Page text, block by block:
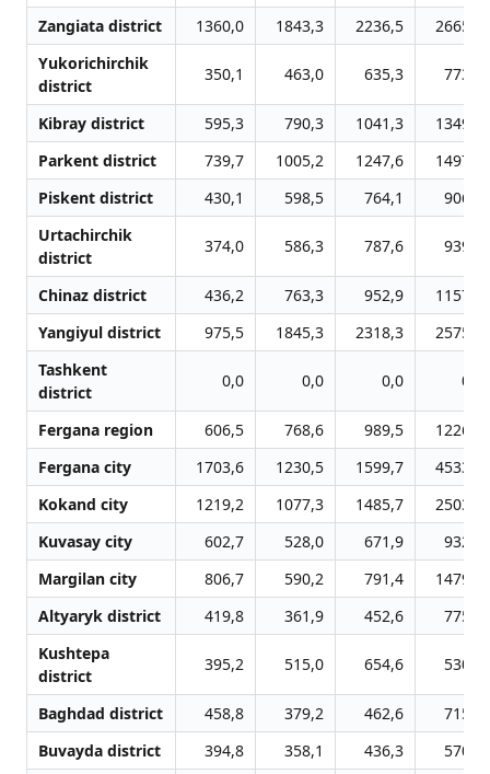
Zangiata district 1360,0 1843,3 2236,5
2665,8
Yukorichirchik
district
350,1 463,0 635,3 773,9
Kibray district 595,3 790,3 1041,3
1349,6
Parkent district
739,7 1005,2 1247,6
1497,8
Piskent district
430,1 598,5 764,1
906,5
Urtachirchik
district
374,0 586,3 787,6 939,6
Chinaz district 436,2 763,3 952,9
1157,4
Yangiyul district
975,5 1845,3 2318,3
2575,7
Tashkent
district
0,0 0,0 0,0 0,0
Fergana region 606,5 768,6 989,5
1226,2
Fergana city
1703,6 1230,5 1599,7
4533,6
Kokand city
1219,2 1077,3 1485,7
2503,9
Kuvasay city
602,7 528,0 671,9
932,5
Margilan city
806,7 590,2 791,4
1479,3
Altyaryk district
419,8 361,9 452,6
775,0
Kushtepa
district
395,2 515,0 654,6 530,7
Baghdad district 458,8 379,2 462,6
715,7
Buvayda district
394,8 358,1 436,3
570,0